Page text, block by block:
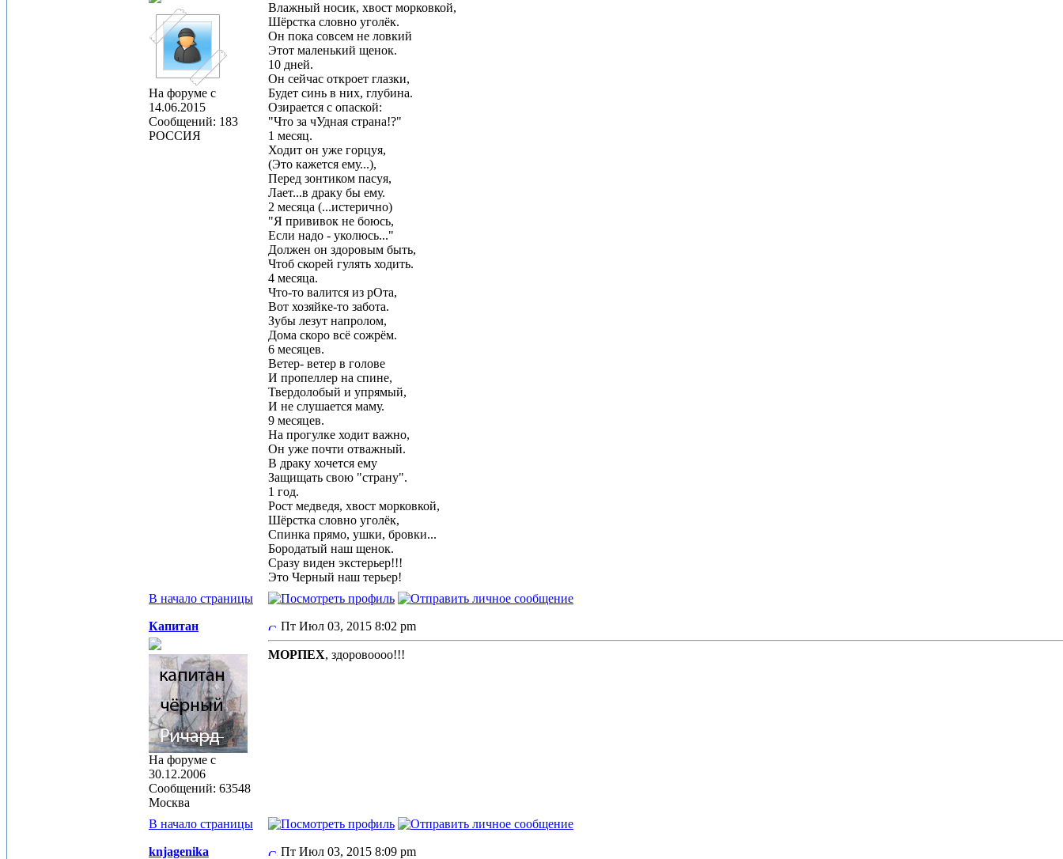
На форуме с
14.06.2015
Сообщений: 183
РОССИЯ
Влажный носик, хвост морковкой,
Шёрстка словно уголёк.
Он пока совсем не ловкий
Этот маленький щенок.
10 дней.
Он сейчас откроет глазки,
Будет синь в них, глубина.
Озирается с опаской:
"Что за чУдная страна!?"
1 месяц.
Ходит он уже горцуя,
(Это кажется ему...),
Перед зонтиком пасуя,
Лает...в драку бы ему.
2 месяца (...истерично)
"Я прививок не боюсь,
Если надо - уколюсь..."
Должен он здоровым быть,
Чтоб скорей гулять ходить.
4 месяца.
Что-то валится из рОта,
Вот хозяйке-то забота.
Зубы лезут напролом,
Дома скоро всё сожрём.
6 месяцев.
Ветер- ветер в голове
И пропеллер на спине,
Твердолобый и упрямый,
И не слушается маму.
9 месяцев.
На прогулке ходит важно,
Он уже почти отважный.
В драку хочется ему
Защищать свою "страну".
1 год.
Рост медведя, хвост морковкой,
Шёрстка словно уголёк,
Спинка прямо, ушки, бровки...
Бородатый наш щенок.
Сразу виден экстерьер!!!
Это Черный наш терьер!
В начало страницы
Капитан
На форуме с
30.12.2006
Сообщений: 63548
Москва
Пт Июл 03, 2015 8:02 pm
МОРПЕХ, здоровоооо!!!
В начало страницы
knjagenika Пт Июл 03, 2015 8:09 pm